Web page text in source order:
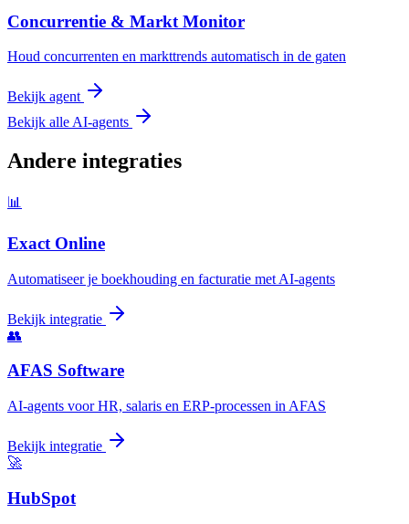
Concurrentie & Markt Monitor
Houd concurrenten en markttrends automatisch in de gaten
Bekijk agent
Bekijk alle AI-agents
Andere integraties
📊
Exact Online
Automatiseer je boekhouding en facturatie met AI-agents
Bekijk integratie
👥
AFAS Software
AI-agents voor HR, salaris en ERP-processen in AFAS
Bekijk integratie
🚀
HubSpot